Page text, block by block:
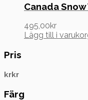
Canada
495,00kr
Lägg till i
Pris
krkr
Färg